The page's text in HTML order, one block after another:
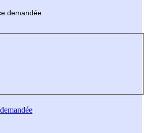
demandée